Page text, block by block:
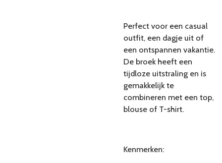
Perfect voor een casual
outfit, een dagje uit of
een ontspannen vakantie.
De broek heeft een
tijdloze uitstraling en is
gemakkelijk te
combineren met een top,
blouse of T-shirt.
Kenmerken: